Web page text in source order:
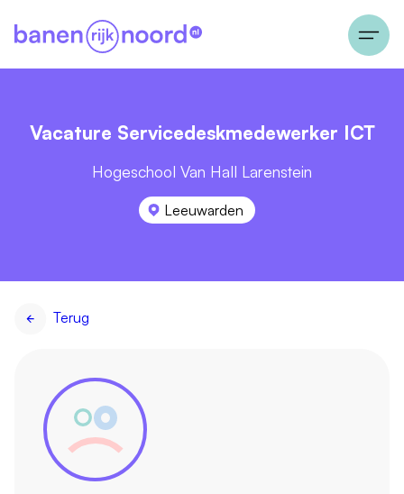
Vacature Servicedeskmedewerker ICT
Hogeschool Van Hall Larenstein
Leeuwarden
Terug